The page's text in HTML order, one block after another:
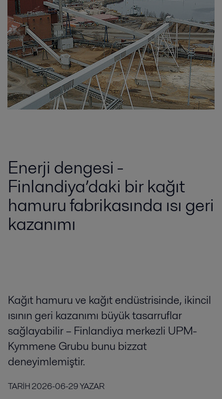
Enerji dengesi -
Finlandiya’daki bir kağıt
hamuru fabrikasında ısı geri
kazanımı
Kağıt hamuru ve kağıt endüstrisinde, ikincil
ısının geri kazanımı büyük tasarruflar
sağlayabilir – Finlandiya merkezli UPM-
Kymmene Grubu bunu bizzat
deneyimlemiştir.
TARİH2026-06-29YAZAR